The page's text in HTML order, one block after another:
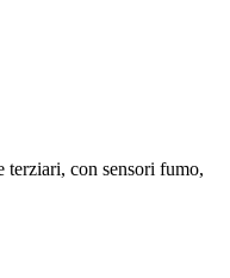
terziari, con sensori fumo,